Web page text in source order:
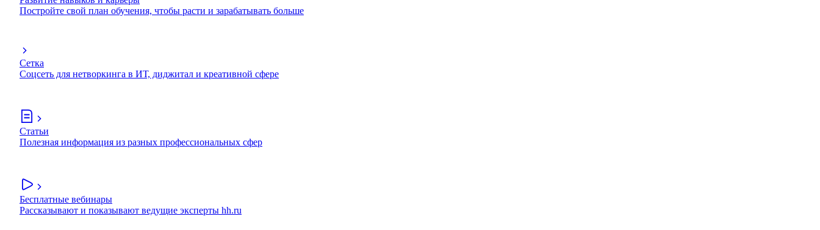
Постройте свой план обучения, чтобы расти и зарабатывать больше
Сетка
Соцсеть для нетворкинга в ИТ, диджитал и креативной сфере
Статьи
Полезная информация из разных профессиональных сфер
Бесплатные вебинары
Рассказывают и показывают ведущие эксперты hh.ru